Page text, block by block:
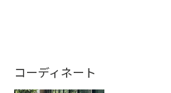
コーディネート